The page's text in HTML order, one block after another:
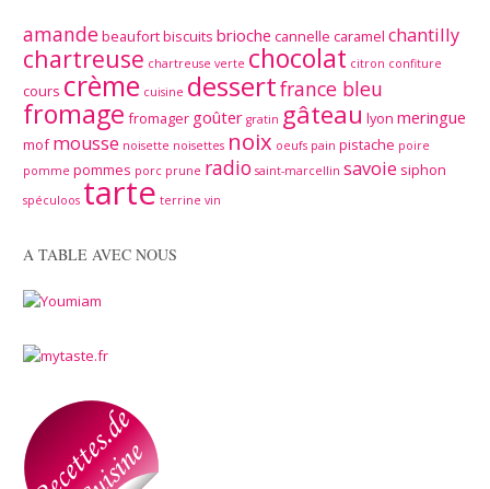
amandebeaufortbiscuits brioche cannelle caramel chantilly
chartreuse chartreuse verte chocolat citron confiture
cours crème cuisine dessertfrance bleu
fromage fromager goûter gratin gâteau lyon meringue
mof mousse noisette noisettes noix oeufs pain pistache poire
pomme pommes porc prune radio saint-marcellin savoie siphon
spéculoos tarte terrine vin
A TABLE AVEC NOUS